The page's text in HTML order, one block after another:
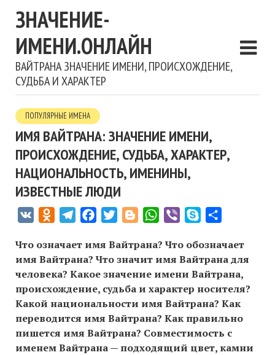
ЗНАЧЕНИЕ-
ИМЕНИ.ОНЛАЙН
ВАЙТРАНА ЗНАЧЕНИЕ ИМЕНИ, ПРОИСХОЖДЕНИЕ,
СУДЬБА И ХАРАКТЕР
ПОПУЛЯРНЫЕ ИМЕНА
ИМЯ ВАЙТРАНА: ЗНАЧЕНИЕ ИМЕНИ,
ПРОИСХОЖДЕНИЕ, СУДЬБА, ХАРАКТЕР,
НАЦИОНАЛЬНОСТЬ, ИМЕНИНЫ,
ИЗВЕСТНЫЕ ЛЮДИ
VK Odnoklassniki
TelegramFacebookTwitterBloggerWhatsApp
Viber Skype
Что означает имя Вайтрана? Что обозначает
имя Вайтрана? Что значит имя Вайтрана для
человека? Какое значение имени Вайтрана,
происхождение, судьба и характер носителя?
Какой национальности имя Вайтрана? Как
переводится имя Вайтрана? Как правильно
пишется имя Вайтрана? Совместимость c
именем Вайтрана — подходящий цвет, камни